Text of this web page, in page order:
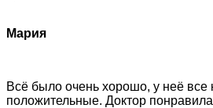
Мария
Всё было очень хорошо, у неё все
положительные. Доктор